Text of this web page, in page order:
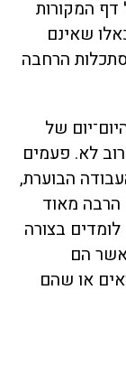
דף המקורות
שאינם
הרחבה
של
לא. פעמים
הבוערת,
הרבה מאוד
בצורה
הם
או שהם